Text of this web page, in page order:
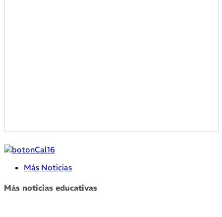
Más Noticias
Más noticias educativas